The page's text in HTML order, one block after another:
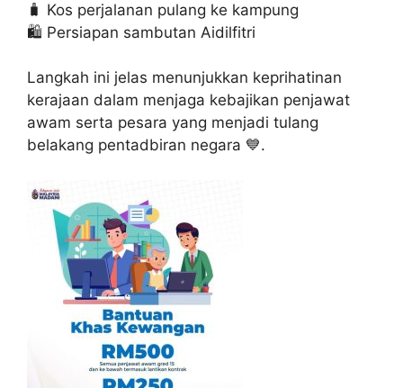
🧳 Kos perjalanan pulang ke kampung
🛍 Persiapan sambutan Aidilfitri
Langkah ini jelas menunjukkan keprihatinan
kerajaan dalam menjaga kebajikan penjawat
awam serta pesara yang menjadi tulang
belakang pentadbiran negara 💙.